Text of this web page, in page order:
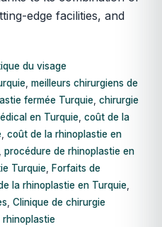
edge facilities, and
du visage
, meilleurs chirurgiens de
fermée Turquie chirurgie
en Turquie coût de la
coût de la rhinoplastie en
procédure de rhinoplastie en
Turquie
Forfaits de
la rhinoplastie en Turquie
Clinique de chirurgie
rhinoplastie